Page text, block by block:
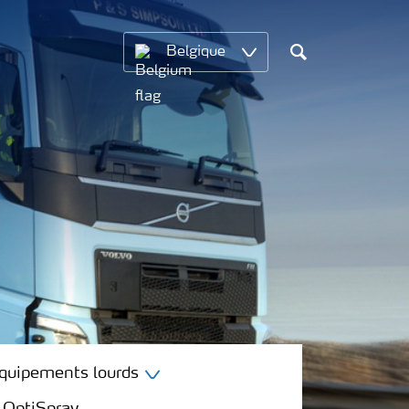
Belgique
Chercher
lourds